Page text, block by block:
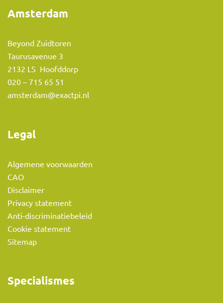
Amsterdam
Beyond Zuidtoren
Taurusavenue 3
2132 LS Hoofddorp
020 – 715 65 51
amsterdam@exactpi.nl
Legal
Algemene voorwaarden
CAO
Disclaimer
Privacy statement
Anti-discriminatiebeleid
Cookie statement
Sitemap
Specialismes